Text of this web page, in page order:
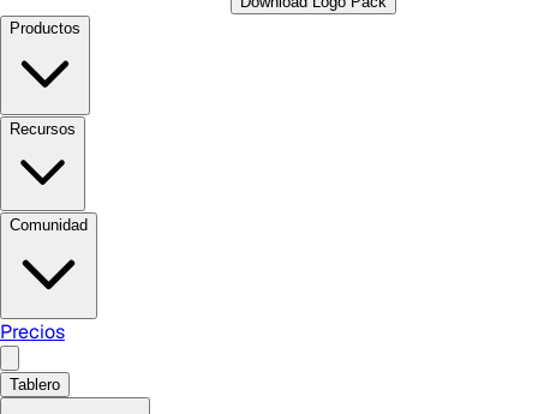
Productos
Recursos
Comunidad
Precios
Tablero